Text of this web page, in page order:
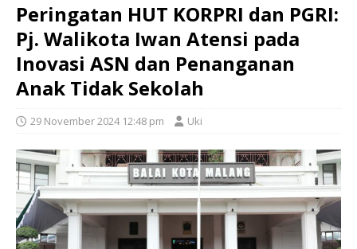
Peringatan HUT KORPRI dan PGRI:
Pj. Walikota Iwan Atensi pada
Inovasi ASN dan Penanganan
Anak Tidak Sekolah
29 November 2024 12:48 pm Uki